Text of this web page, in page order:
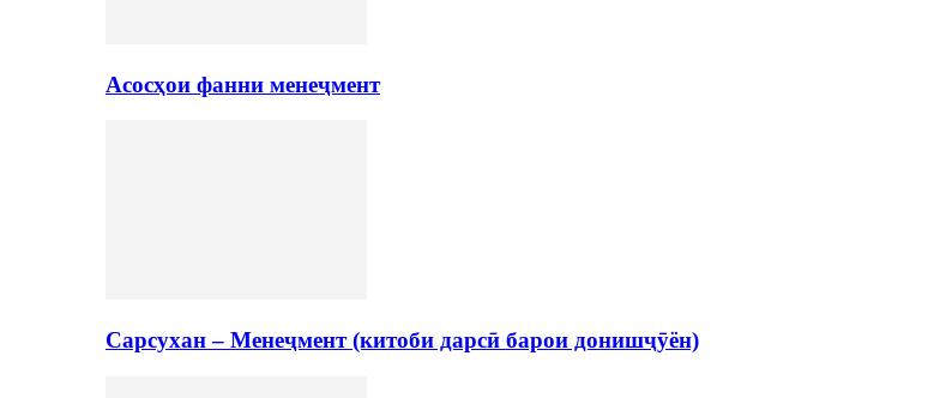
Асосҳои фанни менеҷмент
Сарсухан – Менеҷмент (китоби дарсӣ барои донишҷӯён)